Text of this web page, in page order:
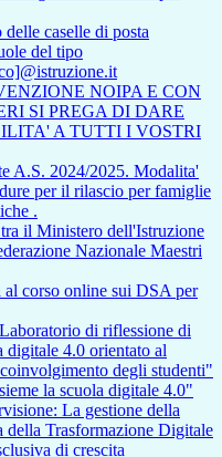
caselle di posta
del tipo
NOIPA E CON
SI PREGA DI DARE
A TUTTI I VOSTRI
A.S. 2024/2025. Modalita'
per il rilascio per famiglie
.
il Ministero dell'Istruzione
Nazionale Maestri
al corso online sui DSA per
di riflessione di
digitale 4.0 orientato al
degli studenti"
la scuola digitale 4.0"
La gestione della
della Trasformazione Digitale
di crescita